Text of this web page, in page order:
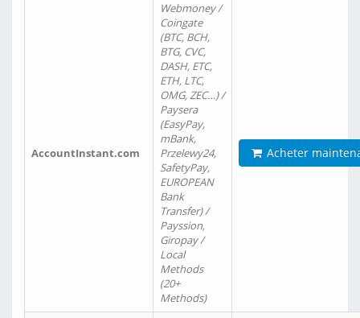
AccountInstant.com
Webmoney /
Coingate
(BTC, BCH,
BTG, CVC,
DASH, ETC,
ETH, LTC,
OMG, ZEC…) /
Paysera
(EasyPay,
mBank,
Przelewy24,
SafetyPay,
EUROPEAN
Bank
Transfer) /
Payssion,
Giropay /
Local
Methods
(20+
Methods)
Acheter